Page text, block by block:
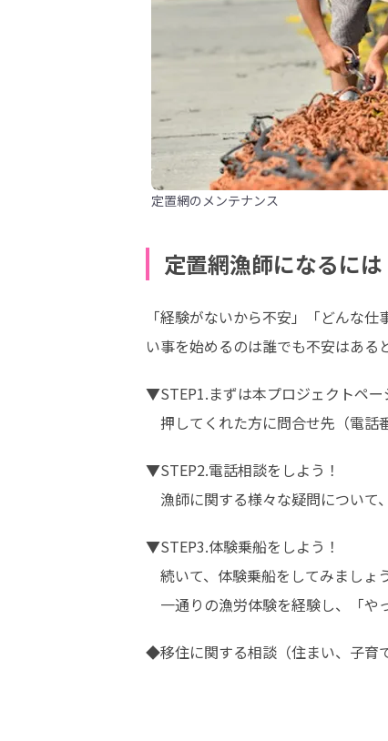
定置網のメンテナンス
定置網漁師になるには
「経験がないから不安」「どんな
い事を始めるのは誰でも不安はある
▼STEP1.まずは本プロジェクトペー
押してくれた方に問合せ先（電話
▼STEP2.電話相談をしよう！
漁師に関する様々な疑問について
▼STEP3.体験乗船をしよう！
続いて、体験乗船をしてみましょう
一通りの漁労体験を経験し、「や
◆移住に関する相談（住まい、子育